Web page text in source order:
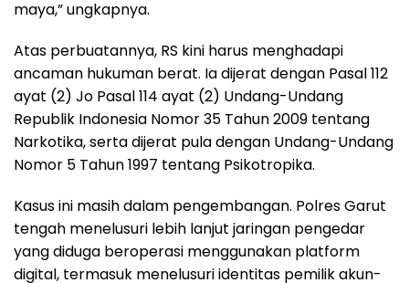
maya,” ungkapnya.
Atas perbuatannya, RS kini harus menghadapi
ancaman hukuman berat. Ia dijerat dengan Pasal 112
ayat (2) Jo Pasal 114 ayat (2) Undang-Undang
Republik Indonesia Nomor 35 Tahun 2009 tentang
Narkotika, serta dijerat pula dengan Undang-Undang
Nomor 5 Tahun 1997 tentang Psikotropika.
Kasus ini masih dalam pengembangan. Polres Garut
tengah menelusuri lebih lanjut jaringan pengedar
yang diduga beroperasi menggunakan platform
digital, termasuk menelusuri identitas pemilik akun-